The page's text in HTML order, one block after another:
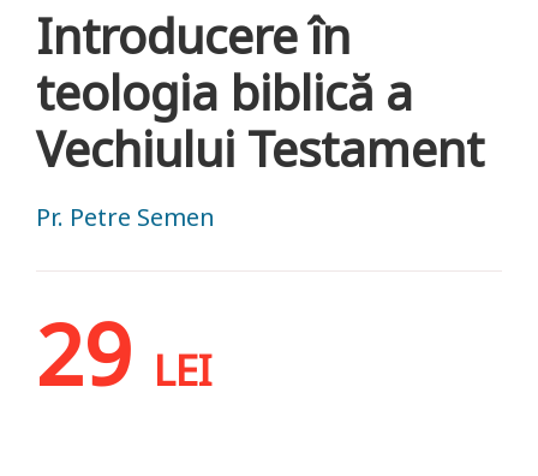
Introducere în
teologia biblică a
Vechiului Testament
Pr. Petre Semen
29 LEI